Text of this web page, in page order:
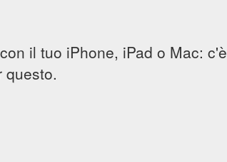
il tuo iPhone, iPad o Mac: c'è
questo.